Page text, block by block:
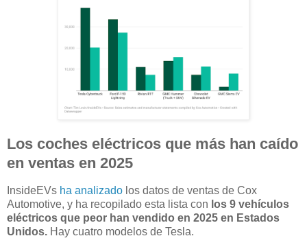
Los coches eléctricos que más han caído
en ventas en 2025
InsideEVs ha analizado los datos de ventas de Cox
Automotive, y ha recopilado esta lista con los 9 vehículos
eléctricos que peor han vendido en 2025 en Estados
Unidos. Hay cuatro modelos de Tesla.